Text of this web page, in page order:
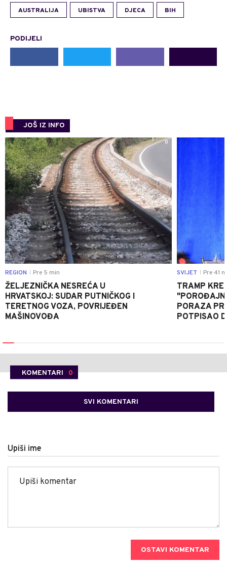
AUSTRALIJA UBISTVA DJECA BIH
PODIJELI
JOŠ IZ INFO
0
REGION Pre 5 min
ŽELJEZNIČKA NESREĆA U
HRVATSKOJ: SUDAR PUTNIČKOG I
TERETNOG VOZA, POVRIJEĐEN
MAŠINOVOĐA
SVIJET Pre 41
TRAMP
PORAZA
POTPISAO
KOMENTARI 0
SVI KOMENTARI
Upiši ime
OSTAVI KOMENTAR